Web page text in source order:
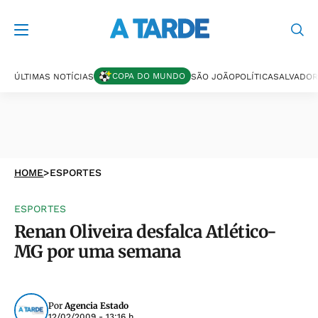
ÚLTIMAS NOTÍCIAS COPA DO MUNDO SÃO JOÃOPOLÍTICASALVADOR
HOME>ESPORTES
ESPORTES
Renan Oliveira desfalca Atlético-
MG por uma semana
PorAgencia Estado